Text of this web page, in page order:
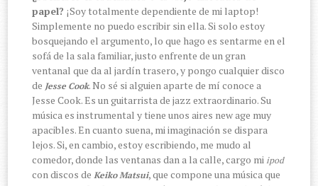
papel?¡Soy totalmente dependiente de mi laptop!
Simplemente no puedo escribir sin ella. Si solo estoy
bosquejando el argumento, lo que hago es sentarme en el
sofá de la sala familiar, justo enfrente de un gran
ventanal que da al jardín trasero, y pongo cualquier disco
de Jesse Cook. No sé si alguien aparte de mí conoce a
Jesse Cook. Es un guitarrista de jazz extraordinario. Su
música es instrumental y tiene unos aires new age muy
apacibles. En cuanto suena, mi imaginación se dispara
lejos. Si, en cambio, estoy escribiendo, me mudo al
comedor, donde las ventanas dan a la calle, cargo miipod
con discos deKeiko Matsui, que compone una música que